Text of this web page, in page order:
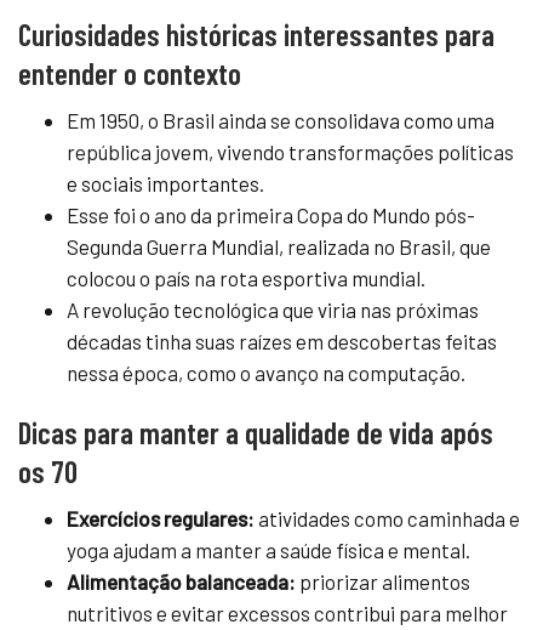
Curiosidades históricas interessantes para
entender o contexto
Em 1950, o Brasil ainda se consolidava como uma
república jovem, vivendo transformações políticas
e sociais importantes.
Esse foi o ano da primeira Copa do Mundo pós-
Segunda Guerra Mundial, realizada no Brasil, que
colocou o país na rota esportiva mundial.
A revolução tecnológica que viria nas próximas
décadas tinha suas raízes em descobertas feitas
nessa época, como o avanço na computação.
Dicas para manter a qualidade de vida após
os 70
Exercícios regulares: atividades como caminhada e
yoga ajudam a manter a saúde física e mental.
Alimentação balanceada: priorizar alimentos
nutritivos e evitar excessos contribui para melhor